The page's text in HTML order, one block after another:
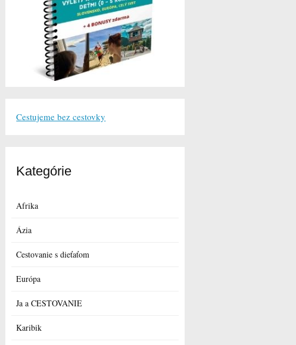
Cestujeme bez cestovky
Kategórie
Afrika
Ázia
Cestovanie s dieťaťom
Európa
Ja a CESTOVANIE
Karibik